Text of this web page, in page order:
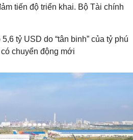
tiến độ triển khai. Bộ Tài chính
tỷ USD do “tân binh” của tỷ phú
chuyển động mới